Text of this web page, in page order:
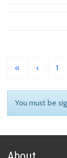
« ‹ 1
You must be